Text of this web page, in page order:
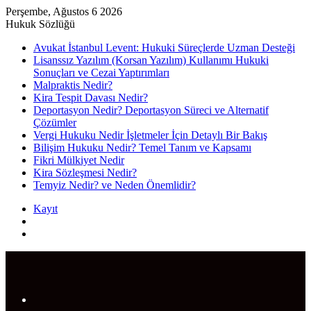
Perşembe, Ağustos 6 2026
Hukuk Sözlüğü
Avukat İstanbul Levent: Hukuki Süreçlerde Uzman Desteği
Lisanssız Yazılım (Korsan Yazılım) Kullanımı Hukuki
Sonuçları ve Cezai Yaptırımları
Malpraktis Nedir?
Kira Tespit Davası Nedir?
Deportasyon Nedir? Deportasyon Süreci ve Alternatif
Çözümler
Vergi Hukuku Nedir İşletmeler İçin Detaylı Bir Bakış
Bilişim Hukuku Nedir? Temel Tanım ve Kapsamı
Fikri Mülkiyet Nedir
Kira Sözleşmesi Nedir?
Temyiz Nedir? ve Neden Önemlidir?
Kayıt